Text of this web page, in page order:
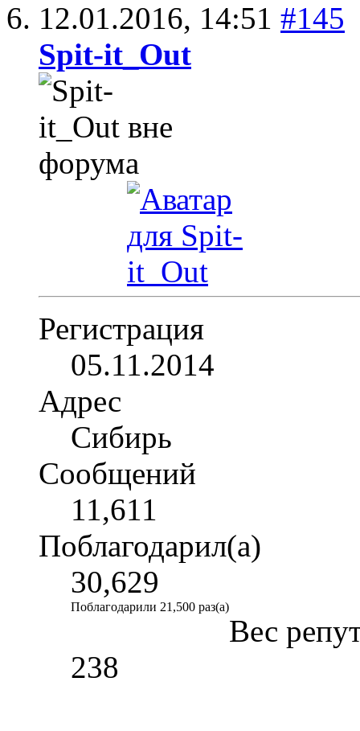
12.01.2016, 14:51 #145
Spit-it_Out
Регистрация
05.11.2014
Адрес
Сибирь
Сообщений
11,611
Поблагодарил(а)
30,629
Поблагодарили 21,500 раз(а)
Вес
238